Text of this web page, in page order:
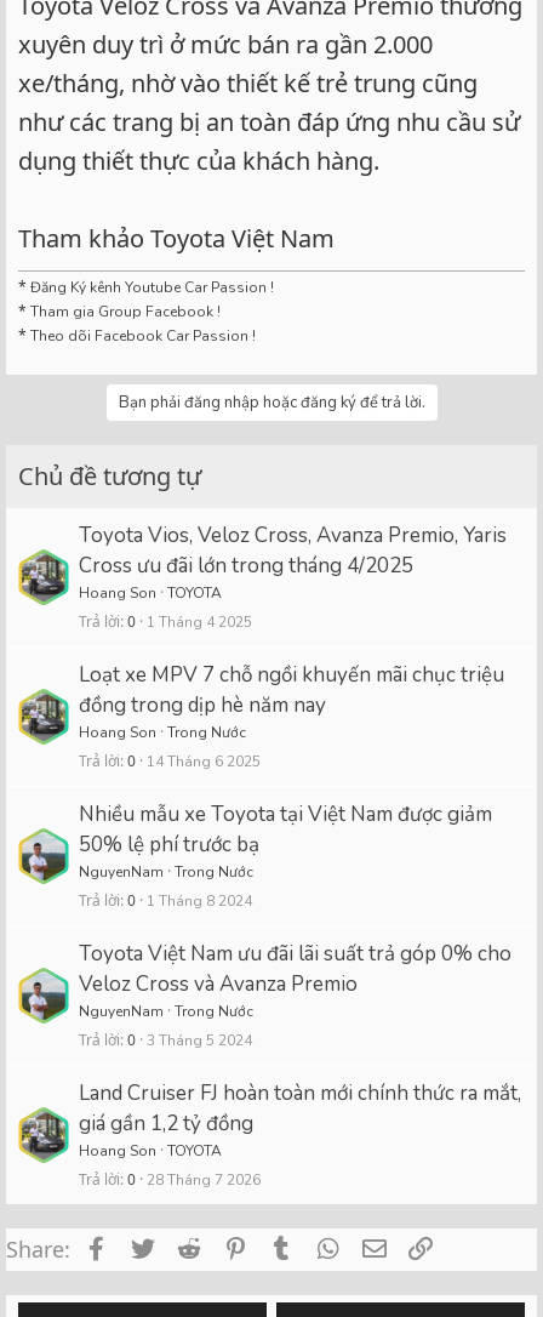
xuyên duy trì ở mức bán ra gần 2.000
xe/tháng, nhờ vào thiết kế trẻ trung cũng
như các trang bị an toàn đáp ứng nhu cầu sử
dụng thiết thực của khách hàng.
Tham khảo Toyota Việt Nam
* Đăng Ký kênh Youtube Car Passion !
* Tham gia Group Facebook !
* Theo dõi Facebook Car Passion !
Bạn phải đăng nhập hoặc đăng ký để trả lời.
Chủ đề tương tự
Toyota Vios, Veloz Cross, Avanza Premio, Yaris
Cross ưu đãi lớn trong tháng 4/2025
Hoang Son TOYOTA
Trả lời 0 1 Tháng 4 2025
Loạt xe MPV 7 chỗ ngồi khuyến mãi chục triệu
đồng trong dịp hè năm nay
Hoang Son Trong Nước
Trả lời 0 14 Tháng 6 2025
Nhiều mẫu xe Toyota tại Việt Nam được giảm
50% lệ phí trước bạ
NguyenNam Trong Nước
Trả lời 0 1 Tháng 8 2024
Toyota Việt Nam ưu đãi lãi suất trả góp 0% cho
Veloz Cross và Avanza Premio
NguyenNam Trong Nước
Trả lời 0 3 Tháng 5 2024
Land Cruiser FJ hoàn toàn mới chính thức ra mắt,
giá gần 1,2 tỷ đồng
Hoang Son TOYOTA
Trả lời 0 28 Tháng 7 2026
Share: FacebookTwitterReddit PinterestTumblrWhatsApp
Email